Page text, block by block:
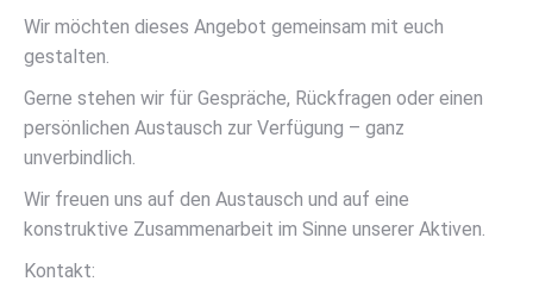
Wir möchten dieses Angebot gemeinsam mit euch
gestalten.
Gerne stehen wir für Gespräche, Rückfragen oder einen
persönlichen Austausch zur Verfügung – ganz
unverbindlich.
Wir freuen uns auf den Austausch und auf eine
konstruktive Zusammenarbeit im Sinne unserer Aktiven.
Kontakt: